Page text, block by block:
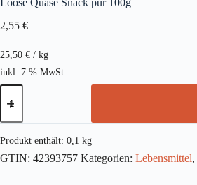
Loose Quäse Snack pur 100g
2,55 €
25,50 € / kg
inkl. 7 % MwSt.
Loose
Quäse
pur
100g
Produkt enthält: 0,1 kg
GTIN: 42393757 Kategorien: Lebensmittel,